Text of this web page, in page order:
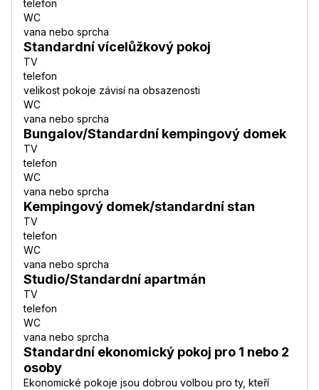
telefon
WC
vana nebo sprcha
Standardní vícelůžkový pokoj
TV
telefon
velikost pokoje závisí na obsazenosti
WC
vana nebo sprcha
Bungalov/Standardní kempingový domek
TV
telefon
WC
vana nebo sprcha
Kempingový domek/standardní stan
TV
telefon
WC
vana nebo sprcha
Studio/Standardní apartmán
TV
telefon
WC
vana nebo sprcha
Standardní ekonomický pokoj pro 1 nebo 2
osoby
Ekonomické pokoje jsou dobrou volbou pro ty, kteří